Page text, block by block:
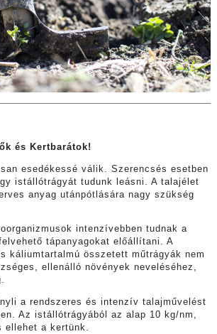
és Kertbarátok!
esedékessé válik. Szerencsés esetben
istállótrágyát tudunk leásni. A talajélet
anyag utánpótlására nagy szükség
intenzívebben tudnak a
tápanyagokat előállítani. A
káliumtartalmú összetett műtrágyák nem
ellenálló növények neveléséhez,
a rendszeres és intenzív talajművelést
Az istállótrágyából az alap 10 kg/nm,
ellehet a kertünk.